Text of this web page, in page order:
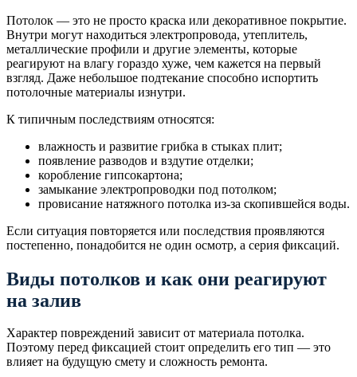
Потолок — это не просто краска или декоративное покрытие.
Внутри могут находиться электропровода, утеплитель,
металлические профили и другие элементы, которые
реагируют на влагу гораздо хуже, чем кажется на первый
взгляд. Даже небольшое подтекание способно испортить
потолочные материалы изнутри.
К типичным последствиям относятся:
влажность и развитие грибка в стыках плит;
появление разводов и вздутие отделки;
коробление гипсокартона;
замыкание электропроводки под потолком;
провисание натяжного потолка из-за скопившейся воды.
Если ситуация повторяется или последствия проявляются
постепенно, понадобится не один осмотр, а серия фиксаций.
Виды потолков и как они реагируют
на залив
Характер повреждений зависит от материала потолка.
Поэтому перед фиксацией стоит определить его тип — это
влияет на будущую смету и сложность ремонта.